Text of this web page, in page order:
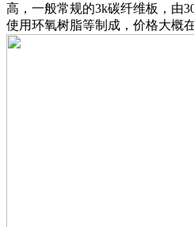
高，一般常规的3k碳纤维板，由
使用环氧树脂等制成，价格大概